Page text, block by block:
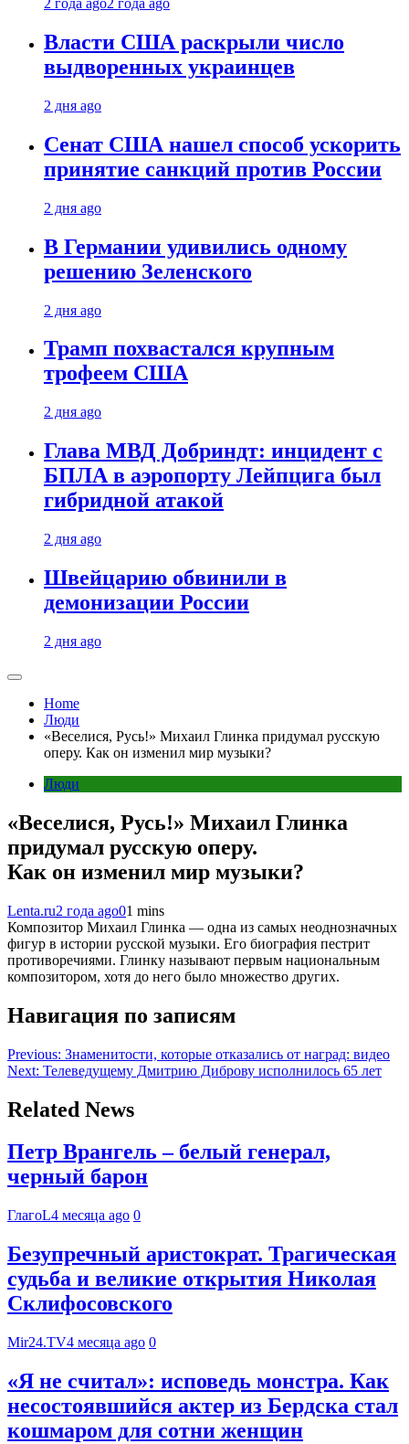
2 года ago2 года ago
Власти США раскрыли число
выдворенных украинцев
2 дня ago
Сенат США нашел способ ускорить
принятие санкций против России
2 дня ago
В Германии удивились одному
решению Зеленского
2 дня ago
Трамп похвастался крупным
трофеем США
2 дня ago
Глава МВД Добриндт: инцидент с
БПЛА в аэропорту Лейпцига был
гибридной атакой
2 дня ago
Швейцарию обвинили в
демонизации России
2 дня ago
Home
Люди
«Веселися, Русь!» Михаил Глинка придумал русскую
оперу. Как он изменил мир музыки?
Люди
«Веселися, Русь!» Михаил Глинка
придумал русскую оперу.
Как он изменил мир музыки?
Lenta.ru2 года ago01 mins
Композитор Михаил Глинка — одна из самых неоднозначных
фигур в истории русской музыки. Его биография пестрит
противоречиями. Глинку называют первым национальным
композитором, хотя до него было множество других.
Навигация по записям
Previous: Знаменитости, которые отказались от наград: видео
Next: Телеведущему Дмитрию Диброву исполнилось 65 лет
Related News
Петр Врангель – белый генерал,
черный барон
ГлагоL4 месяца ago 0
Безупречный аристократ. Трагическая
судьба и великие открытия Николая
Склифосовского
Mir24.TV4 месяца ago 0
«Я не считал»: исповедь монстра. Как
несостоявшийся актер из Бердска стал
кошмаром для сотни женщин